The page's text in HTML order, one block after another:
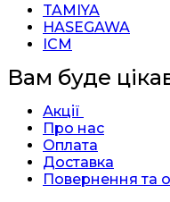
TAMIYA
HASEGAWA
ICM
Вам буде
Акції
Про нас
Оплата
Доставка
Повернення та